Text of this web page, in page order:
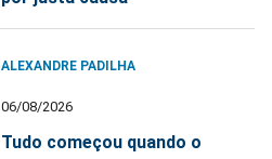
ALEXANDRE PADILHA
06/08/2026
Tudo começou quando o